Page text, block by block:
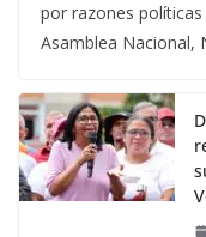
por razones políticas
Asamblea Nacional,